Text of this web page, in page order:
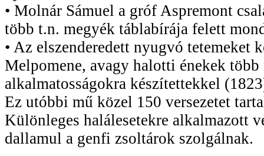
• Molnár Sámuel a gróf Aspremont
több t.n. megyék táblabírája felett
• Az elszenderedett nyugvó tetemeket
Melpomene, avagy halotti énekek több
alkalmatosságokra készítettekkel
Ez utóbbi mű közel 150 versezetet
Különleges halálesetekre alkalmazott
dallamul a genfi zsoltárok szolgálnak.